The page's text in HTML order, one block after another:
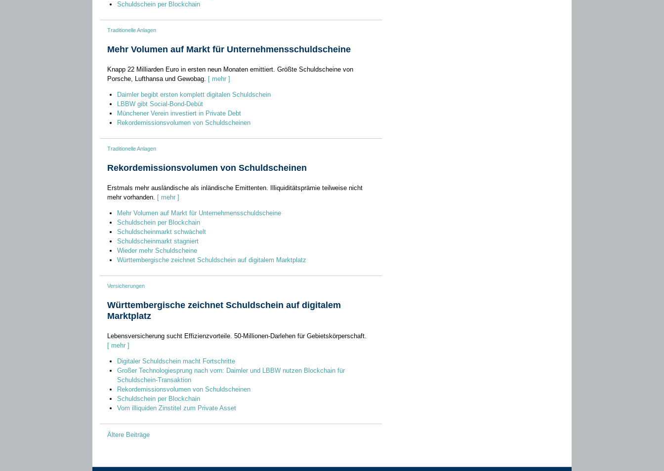
Schuldschein per Blockchain
Traditionelle Anlagen
Mehr Volumen auf Markt für Unternehmensschuldscheine
Knapp 22 Milliarden Euro in ersten neun Monaten emittiert. Größte Schuldscheine von
Porsche, Lufthansa und Gewobag. [ mehr ]
Daimler begibt ersten komplett digitalen Schuldschein
LBBW gibt Social-Bond-Debüt
Münchener Verein investiert in Private Debt
Rekordemissionsvolumen von Schuldscheinen
Traditionelle Anlagen
Rekordemissionsvolumen von Schuldscheinen
Erstmals mehr ausländische als inländische Emittenten. Illiquiditätsprämie teilweise nicht
mehr vorhanden. [ mehr ]
Mehr Volumen auf Markt für Unternehmensschuldscheine
Schuldschein per Blockchain
Schuldscheinmarkt schwächelt
Schuldscheinmarkt stagniert
Wieder mehr Schuldscheine
Württembergische zeichnet Schuldschein auf digitalem Marktplatz
Versicherungen
Württembergische zeichnet Schuldschein auf digitalem
Marktplatz
Lebensversicherung sucht Effizienzvorteile. 50-Millionen-Darlehen für Gebietskörperschaft.
[ mehr ]
Digitaler Schuldschein macht Fortschritte
Großer Technologiesprung nach vorn: Daimler und LBBW nutzen Blockchain für
Schuldschein-Transaktion
Rekordemissionsvolumen von Schuldscheinen
Schuldschein per Blockchain
Vom illiquiden Zinstitel zum Private Asset
Beitragsnavigation
Ältere Beiträge